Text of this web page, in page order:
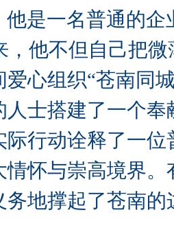
他是一名普通的
，他不但自己把
爱心组织“苍南同
人士搭建了一个
际行动诠释了一
情怀与崇高境界
务地撑起了苍南